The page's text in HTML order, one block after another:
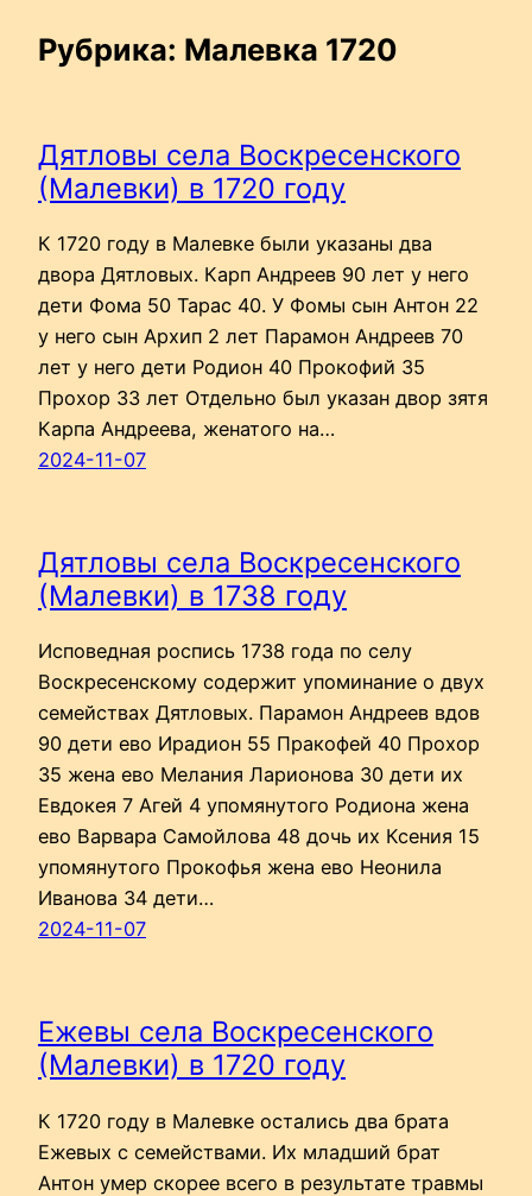
Рубрика: Малевка 1720
Дятловы села Воскресенского
(Малевки) в 1720 году
К 1720 году в Малевке были указаны два
двора Дятловых. Карп Андреев 90 лет у него
дети Фома 50 Тарас 40. У Фомы сын Антон 22
у него сын Архип 2 лет Парамон Андреев 70
лет у него дети Родион 40 Прокофий 35
Прохор 33 лет Отдельно был указан двор зятя
Карпа Андреева, женатого на…
2024-11-07
Дятловы села Воскресенского
(Малевки) в 1738 году
Исповедная роспись 1738 года по селу
Воскресенскому содержит упоминание о двух
семействах Дятловых. Парамон Андреев вдов
90 дети ево Ирадион 55 Пракофей 40 Прохор
35 жена ево Мелания Ларионова 30 дети их
Евдокея 7 Агей 4 упомянутого Родиона жена
ево Варвара Самойлова 48 дочь их Ксения 15
упомянутого Прокофья жена ево Неонила
Иванова 34 дети…
2024-11-07
Ежевы села Воскресенского
(Малевки) в 1720 году
К 1720 году в Малевке остались два брата
Ежевых с семействами. Их младший брат
Антон умер скорее всего в результате травмы